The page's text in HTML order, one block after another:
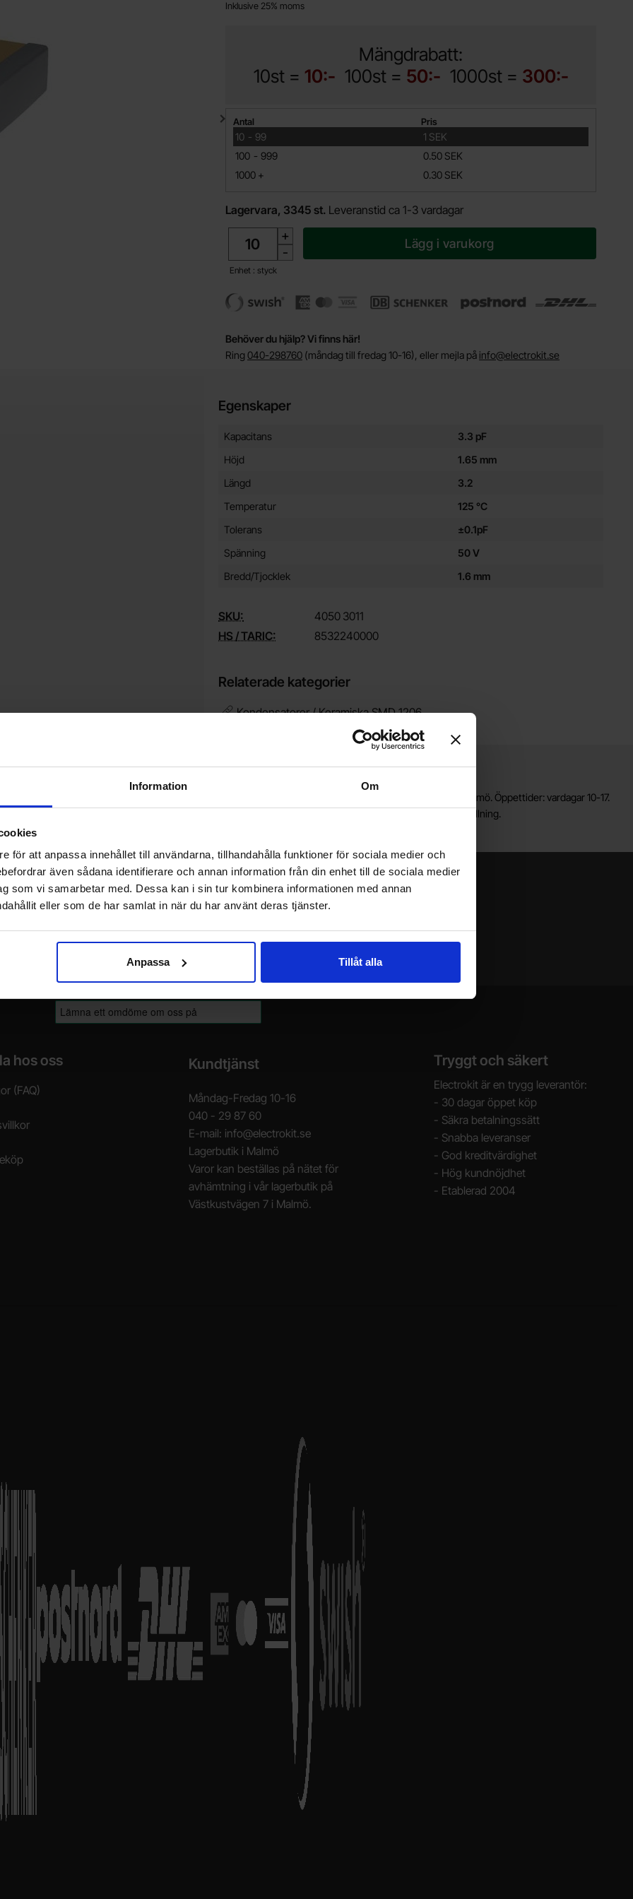
Information Om
för att anpassa innehållet till användarna, tillhandahålla funktioner för sociala medier och
även sådana identifierare och annan information från din enhet till de sociala medier
som vi samarbetar med. Dessa kan i sin tur kombinera informationen med annan
eller som de har samlat in när du har använt deras tjänster.
Anpassa Tillåt alla
Inklusive 25% moms
Mängdrabatt:
10st = 10:- 100st = 50:- 1000st = 300:-
Mängdrabatt
Antal Pris
10 -
till 99
1 SEK
100 -
till 999
0.50 SEK
1000 +
till 0.30 SEK
Lagervara, 3345 st. Leveranstid ca 1-3 vardagar
+
-
Enhet : styck
Lägg i varukorg
Behöver du hjälp? Vi finns här!
Ring 040-298760 (måndag till fredag 10-16), eller mejla på info@electrokit.se
Egenskaper
Egenskaper/attribut för denna produkt
Attribut
Kapacitans
3.3 pF
Höjd
1.65 mm
Längd
3.2
Temperatur
125 °C
Tolerans
±0.1pF
Spänning
50 V
Bredd/Tjocklek
1.6 mm
SKU: 4050 3011
HS / TARIC:
8532240000
Relaterade kategorier
Kondensatorer /Keramiska SMD 1206
Vill du jobba på Electrokit?
Läs mer om att jobba på electrokit
Lagerbutik i Malmö
Välkommen till vår nya lagerbutik i Malmö. Öppettider: vardagar 10-17.
För snabbare service, gör en förbeställning.
Nyhetsbrev
Jag önskar erbjudanden, rabatter och produktnyheter direkt till min inkorg!
hos oss
(FAQ)
Kundtjänst
Måndag-Fredag 10-16
040 - 29 87 60
E-mail: info@electrokit.se
Lagerbutik i Malmö
Varor kan beställas på nätet för
avhämtning i vår lagerbutik på
Västkustvägen 7 i Malmö.
Tryggt och säkert
Electrokit är en trygg leverantör:
- 30 dagar öppet köp
- Säkra betalningssätt
- Snabba leveranser
- God kreditvärdighet
- Hög kundnöjdhet
- Etablerad 2004